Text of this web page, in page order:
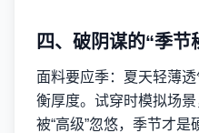
四、破阴谋的“季节
面料要应季：夏天轻薄
衡厚度。试穿时模拟场
被“高级”忽悠，季节才是